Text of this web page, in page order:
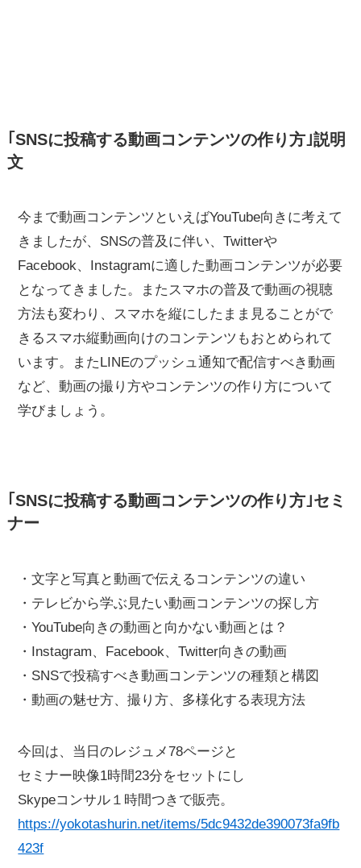
｢SNSに投稿する動画コンテンツの作り方｣説明
文
今まで動画コンテンツといえばYouTube向きに考えて
きましたが、SNSの普及に伴い、Twitterや
Facebook、Instagramに適した動画コンテンツが必要
となってきました。またスマホの普及で動画の視聴
方法も変わり、スマホを縦にしたまま見ることがで
きるスマホ縦動画向けのコンテンツもおとめられて
います。またLINEのプッシュ通知で配信すべき動画
など、動画の撮り方やコンテンツの作り方について
学びましょう。
｢SNSに投稿する動画コンテンツの作り方｣セミ
ナー
・文字と写真と動画で伝えるコンテンツの違い
・テレビから学ぶ見たい動画コンテンツの探し方
・YouTube向きの動画と向かない動画とは？
・Instagram、Facebook、Twitter向きの動画
・SNSで投稿すべき動画コンテンツの種類と構図
・動画の魅せ方、撮り方、多様化する表現方法
今回は、当日のレジュメ78ページと
セミナー映像1時間23分をセットにし
Skypeコンサル１時間つきで販売。
https://yokotashurin.net/items/5dc9432de390073fa9fb
423f